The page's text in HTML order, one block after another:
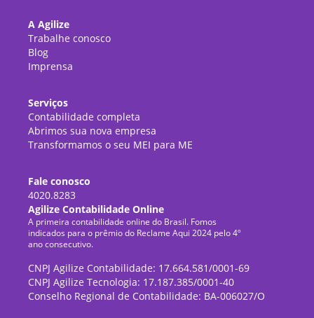
A Agilize
Trabalhe conosco
Blog
Imprensa
Serviços
Contabilidade completa
Abrimos sua nova empresa
Transformamos o seu MEI para ME
Fale conosco
4020.8283
Agilize Contabilidade Online
A primeira contabilidade online do Brasil. Fomos
indicados para o prêmio do Reclame Aqui 2024 pelo 4º
ano consecutivo.
CNPJ Agilize Contabilidade: 17.664.581/0001-69
CNPJ Agilize Tecnologia: 17.187.385/0001-40
Conselho Regional de Contabilidade: BA-006027/O